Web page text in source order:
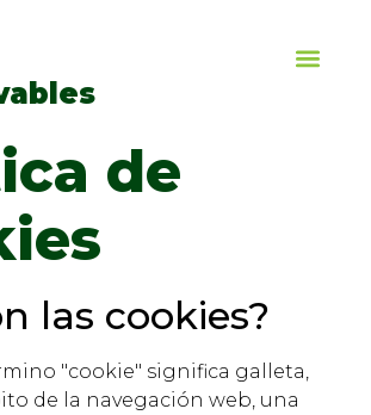
de
las cookies?
"cookie" significa galleta,
de la navegación web, una